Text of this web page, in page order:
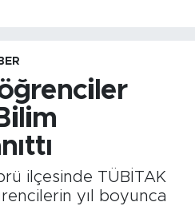
ilçesinde TÜBİTAK
yıl boyunca
ve Fikstür